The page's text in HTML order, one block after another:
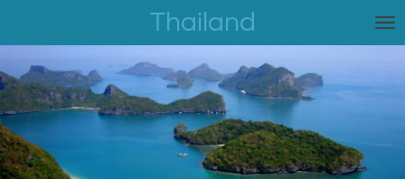
naar
de
hoofdinhoud
Thailand